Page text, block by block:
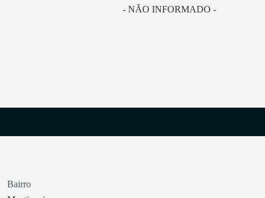
- NÃO INFORMADO -
Bairro